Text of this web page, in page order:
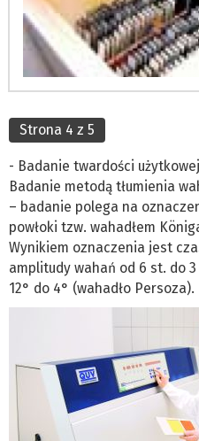
Strona 4 z 5
- Badanie twardości
Badanie metodą tłumienia
– badanie polega na
powłoki tzw. wahadłem
Wynikiem oznaczenia jest
amplitudy wahań od 6 st. do
12° do 4° (wahadło Persoza).